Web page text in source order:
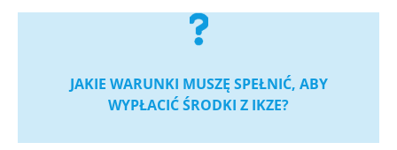
JAKIE WARUNKI MUSZĘ SPEŁNIĆ, ABY
WYPŁACIĆ ŚRODKI Z IKZE?